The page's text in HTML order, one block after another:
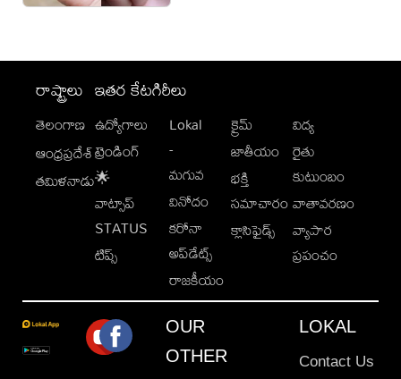
రాష్ట్రాలు
తెలంగాణ
ఆంధ్రప్రదేశ్
తమిళనాడు
ఇతర కేటగిరీలు
ఉద్యోగాలు
ట్రెండింగ్
🌟
వాట్సాప్
STATUS
టిప్స్
Lokal
-
మగువ
వినోదం
కరోనా
అప్‌డేట్స్
రాజకీయం
క్రైమ్
జాతీయం
భక్తి
సమాచారం
క్లాసిఫైడ్స్
విద్య
రైతు
కుటుంబం
వాతావరణం
వ్యాపార
ప్రపంచం
OUR
OTHER
LOKAL
Contact Us